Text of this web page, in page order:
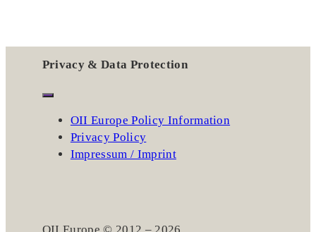
Privacy & Data Protection
OII Europe Policy Information
Privacy Policy
Impressum / Imprint